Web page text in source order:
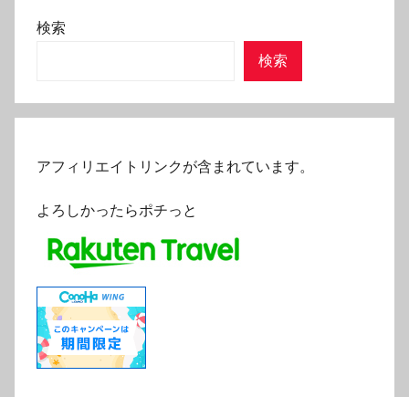
検索
検索
アフィリエイトリンクが含まれています。
よろしかったらポチっと